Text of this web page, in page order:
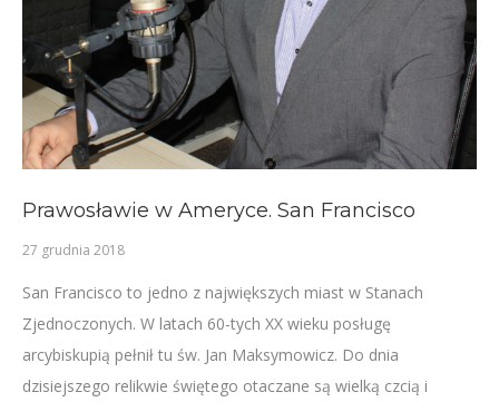
Prawosławie w Ameryce. San Francisco
27 grudnia 2018
San Francisco to jedno z największych miast w Stanach
Zjednoczonych. W latach 60-tych XX wieku posługę
arcybiskupią pełnił tu św. Jan Maksymowicz. Do dnia
dzisiejszego relikwie świętego otaczane są wielką czcią i